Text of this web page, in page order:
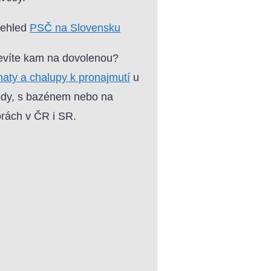
PSČ na Slovensku
kam na dovolenou?
a chalupy k pronajmutí u
s bazénem nebo na
v ČR i SR.